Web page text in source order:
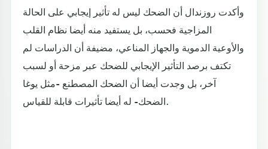
وأكدت روزندال أن الضحك ليس له تأثير إيجابي على الحالة
المزاجية فحسب، بل يستفيد منه أيضا نظام القلب
والأوعية الدموية والجهاز المناعي، مضيفة أن الدراسات لم
تكتف برصد التأثير الإيجابي للضحك عبر مزحة أو لسبب
آخر، بل وجدت أيضا أن الضحك المصطنع -مثل يوغا
الضحك- له أيضا تأثيرات قابلة للقياس.